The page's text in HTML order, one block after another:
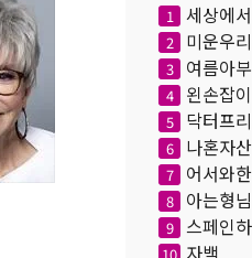
1 세상에
2 미운우
3 여름아
4 왼손잡
5 닥터프
6 나혼자
7 어서와
8 아는형님
9 스페인
자백